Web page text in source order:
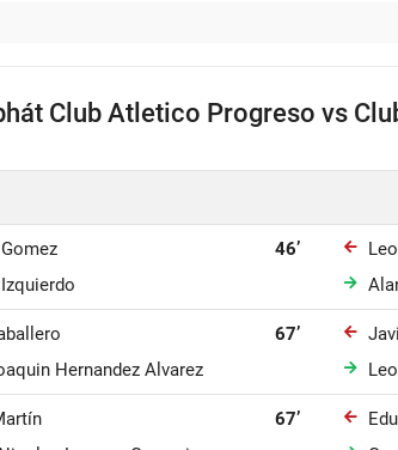
Club Atletico Progreso vs
46’
Hernandez Alvarez
67’
67’